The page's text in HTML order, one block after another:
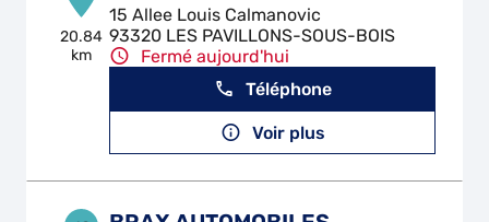
20.84
km
15 Allee Louis Calmanovic
93320 LES PAVILLONS-SOUS-BOIS
Fermé aujourd'hui
Téléphone
Voir plus